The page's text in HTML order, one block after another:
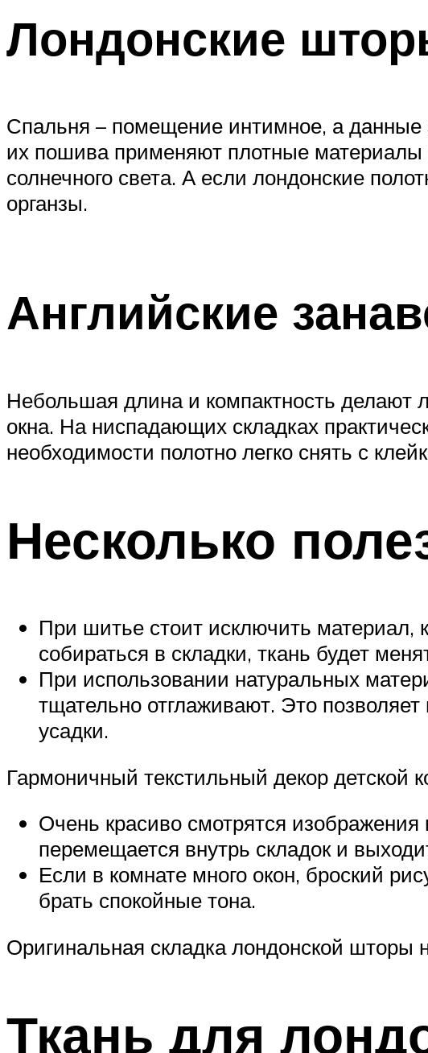
Лондонские
Спальня – помещение интимное, а данные
их пошива применяют плотные
солнечного света. А если лондонские
органзы.
Английские
Небольшая длина и компактность
окна. На ниспадающих складках
необходимости полотно легко снять с
Несколько
При шитье стоит исключить материал,
собираться в складки, ткань будет
При использовании натуральных
тщательно отглаживают. Это
усадки.
Гармоничный текстильный декор детской
Очень красиво смотрятся
перемещается внутрь складок и
Если в комнате много окон, броский
брать спокойные тона.
Оригинальная складка лондонской шторы
Ткань для